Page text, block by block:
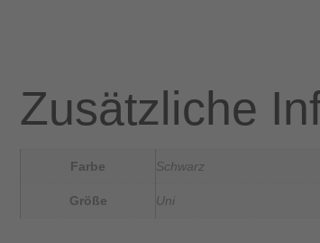
Zusätzliche
Farbe Schwarz
Größe Uni